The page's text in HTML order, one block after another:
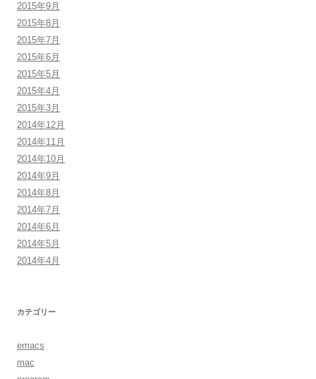
2015年9月
2015年8月
2015年7月
2015年6月
2015年5月
2015年4月
2015年3月
2014年12月
2014年11月
2014年10月
2014年9月
2014年8月
2014年7月
2014年6月
2014年5月
2014年4月
カテゴリー
emacs
mac